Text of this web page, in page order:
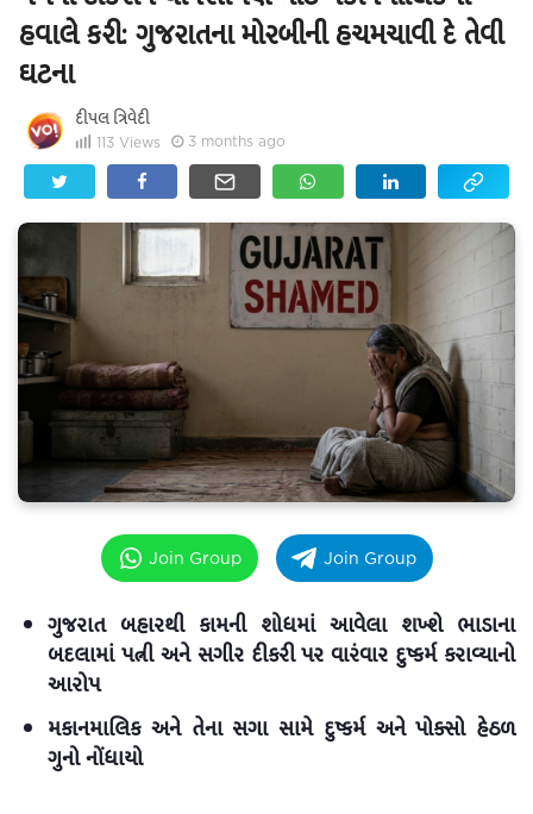
હવાલે કરી: ગુજરાતના મોરબીની હચમચાવી દે તેવી
ઘટના
દીપલ ત્રિવેદી
113 Views 3 months ago
Join Group Join Group
ગુજરાત બહારથી કામની શોધમાં આવેલા શખ્શે ભાડાના
બદલામાં પત્ની અને સગીર દીકરી પર વારંવાર દુષ્કર્મ કરાવ્યાનો
આરોપ
મકાનમાલિક અને તેના સગા સામે દુષ્કર્મ અને પોક્સો હેઠળ
ગુનો નોંધાયો